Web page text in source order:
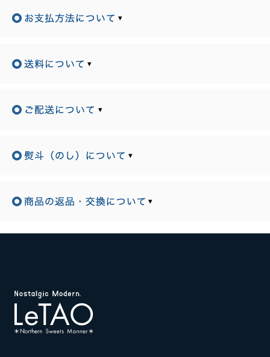
▾
▾
▾
▾
▾